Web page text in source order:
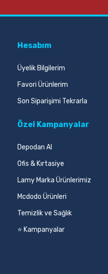
Hesabım
Üyelik Bilgilerim
Favori Ürünlerim
Son Siparişimi Tekrarla
Özel Kampanyalar
Depodan Al
Ofis & Kırtasiye
Lamy Marka Ürünlerimiz
Mcdodo Ürünleri
Temizlik ve Sağlık
⭐ Kampanyalar